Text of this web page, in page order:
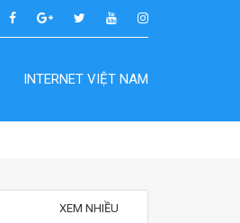
INTERNET VIỆT NAM
XEM NHIỀU